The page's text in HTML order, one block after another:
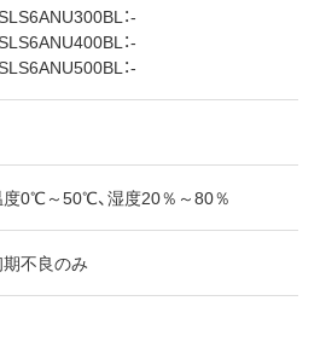
：-
：-
：-
0℃～50℃、湿度20％～80％
不良のみ